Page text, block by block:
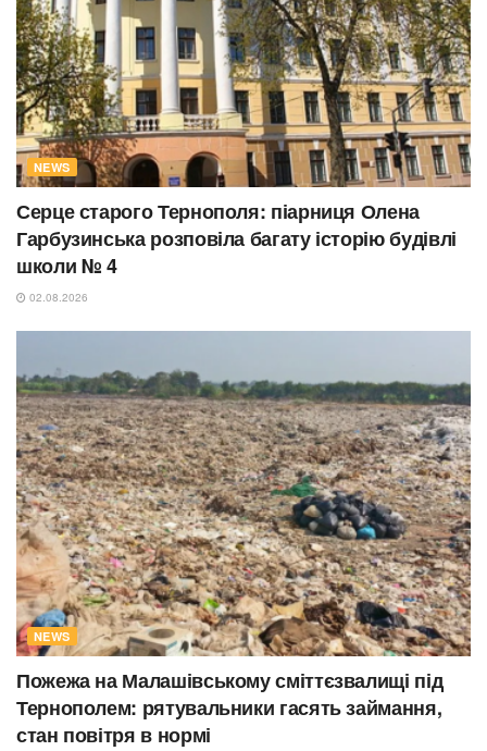
NEWS
Серце старого Тернополя: піарниця Олена
Гарбузинська розповіла багату історію будівлі
школи № 4
02.08.2026
NEWS
Пожежа на Малашівському сміттєзвалищі під
Тернополем: рятувальники гасять займання,
стан повітря в нормі